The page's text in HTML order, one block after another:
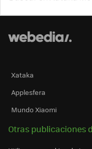
Xataka
Applesfera
Mundo Xiaomi
Otras publicaciones